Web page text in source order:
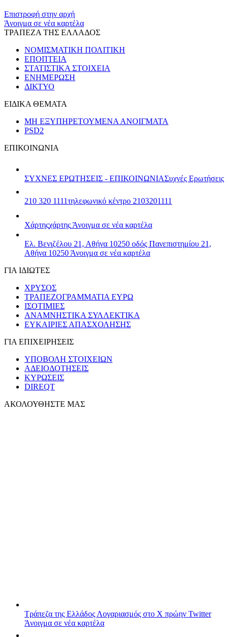
Επιστροφή στην αρχή
Άνοιγμα σε νέα καρτέλα
ΤΡΑΠΕΖΑ ΤΗΣ ΕΛΛΑΔΟΣ
ΝΟΜΙΣΜΑΤΙΚΗ ΠΟΛΙΤΙΚΗ
ΕΠΟΠΤΕΙΑ
ΣΤΑΤΙΣΤΙΚΑ ΣΤΟΙΧΕΙΑ
ΕΝΗΜΕΡΩΣΗ
ΔΙΚΤΥΟ
ΕΙΔΙΚΑ ΘΕΜΑΤΑ
ΜΗ ΕΞΥΠΗΡΕΤΟΥΜΕΝΑ ΑΝΟΙΓΜΑΤΑ
PSD2
ΕΠΙΚΟΙΝΩΝΙΑ
ΣΥΧΝΕΣ ΕΡΩΤΗΣΕΙΣ - ΕΠΙΚΟΙΝΩΝΙΑΣυχνές Ερωτήσεις
210 320 1111τηλεφωνικό κέντρο 2103201111
Χάρτηςχάρτης Άνοιγμα σε νέα καρτέλα
Ελ. Βενιζέλου 21, Αθήνα 10250 οδός Πανεπιστημίου 21,
Αθήνα 10250 Άνοιγμα σε νέα καρτέλα
ΓΙΑ ΙΔΙΩΤΕΣ
ΧΡΥΣΟΣ
ΤΡΑΠΕΖΟΓΡΑΜΜΑΤΙΑ ΕΥΡΩ
ΙΣΟΤΙΜΙΕΣ
ΑΝΑΜΝΗΣΤΙΚΑ ΣΥΛΛΕΚΤΙΚΑ
ΕΥΚΑΙΡΙΕΣ ΑΠΑΣΧΟΛΗΣΗΣ
ΓΙΑ ΕΠΙΧΕΙΡΗΣΕΙΣ
ΥΠΟΒΟΛΗ ΣΤΟΙΧΕΙΩΝ
ΑΔΕΙΟΔΟΤΗΣΕΙΣ
ΚΥΡΩΣΕΙΣ
DIREQT
ΑΚΟΛΟΥΘΗΣΤΕ ΜΑΣ
Τράπεζα της Ελλάδος Λογαριασμός στο X πρώην Twitter
Άνοιγμα σε νέα καρτέλα